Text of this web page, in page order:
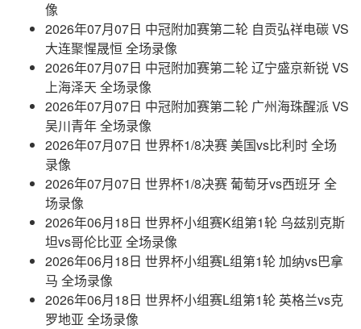
像
2026年07月07日 中冠附加赛第二轮 自贡弘祥电碳 VS
大连聚惺晟恒 全场录像
2026年07月07日 中冠附加赛第二轮 辽宁盛京新锐 VS
上海泽天 全场录像
2026年07月07日 中冠附加赛第二轮 广州海珠醒派 VS
吴川青年 全场录像
2026年07月07日 世界杯1/8决赛 美国vs比利时 全场
录像
2026年07月07日 世界杯1/8决赛 葡萄牙vs西班牙 全
场录像
2026年06月18日 世界杯小组赛K组第1轮 乌兹别克斯
坦vs哥伦比亚 全场录像
2026年06月18日 世界杯小组赛L组第1轮 加纳vs巴拿
马 全场录像
2026年06月18日 世界杯小组赛L组第1轮 英格兰vs克
罗地亚 全场录像